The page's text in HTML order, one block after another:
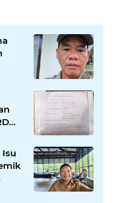
Isu